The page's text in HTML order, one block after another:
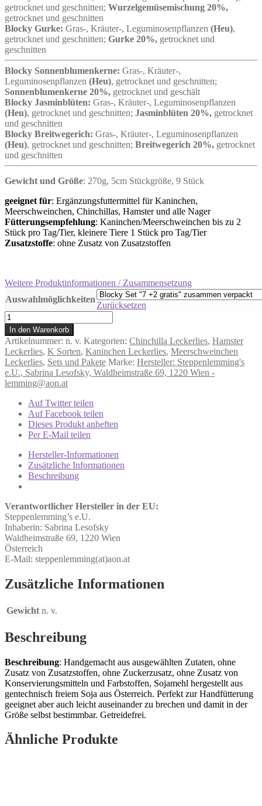
getrocknet und geschnitten; Wurzelgemüsemischung 20%,
getrocknet und geschnitten
Blocky Gurke: Gras-, Kräuter-, Leguminosenpflanzen (Heu),
getrocknet und geschnitten; Gurke 20%, getrocknet und
geschnitten
Blocky Sonnenblumenkerne: Gras-, Kräuter-,
Leguminosenpflanzen (Heu), getrocknet und geschnitten;
Sonnenblumenkerne 20%, getrocknet und geschält
Blocky Jasminblüten: Gras-, Kräuter-, Leguminosenpflanzen
(Heu), getrocknet und geschnitten; Jasminblüten 20%, getrocknet
und geschnitten
Blocky Breitwegerich: Gras-, Kräuter-, Leguminosenpflanzen
(Heu), getrocknet und geschnitten; Breitwegerich 20%, getrocknet
und geschnitten
Gewicht und Größe: 270g, 5cm Stückgröße, 9 Stück
geeignet für: Ergänzungsfuttermittel für Kaninchen,
Meerschweinchen, Chinchillas, Hamster und alle Nager
Fütterungsempfehlung: Kaninchen/Meerschweinchen bis zu 2
Stück pro Tag/Tier, kleinere Tiere 1 Stück pro Tag/Tier
Zusatzstoffe: ohne Zusatz von Zusatzstoffen
Weitere Produktinformationen / Zusammensetzung
Auswahlmöglichkeiten
Zurücksetzen
Blocky
Set
"7
+
2
gratis"
Grundpreis
33,70€/kg
bzw.
einzeln
41,11€/kg
Menge
In den Warenkorb
Artikelnummer: n. v. Kategorien: Chinchilla Leckerlies, Hamster
Leckerlies, K Sorten, Kaninchen Leckerlies, Meerschweinchen
Leckerlies, Sets und Pakete Marke: Hersteller: Steppenlemming's
e.U., Sabrina Lesofsky, Waldheimstraße 69, 1220 Wien -
lemming@aon.at
Auf Twitter teilen
Auf Facebook teilen
Dieses Produkt anheften
Per E-Mail teilen
Hersteller-Informationen
Zusätzliche Informationen
Beschreibung
Verantwortlicher Hersteller in der EU:
Steppenlemming’s e.U.
Inhaberin: Sabrina Lesofsky
Waldheimstraße 69, 1220 Wien
Österreich
E-Mail: steppenlemming(at)aon.at
Zusätzliche Informationen
Gewicht n. v.
Beschreibung
Beschreibung: Handgemacht aus ausgewählten Zutaten, ohne
Zusatz von Zusatzstoffen, ohne Zuckerzusatz, ohne Zusatz von
Konservierungsmitteln und Farbstoffen, Sojamehl hergestellt aus
gentechnisch freiem Soja aus Österreich. Perfekt zur Handfütterung
geeignet aber auch leicht auseinander zu brechen und damit in der
Größe selbst bestimmbar. Getreidefrei.
Ähnliche Produkte